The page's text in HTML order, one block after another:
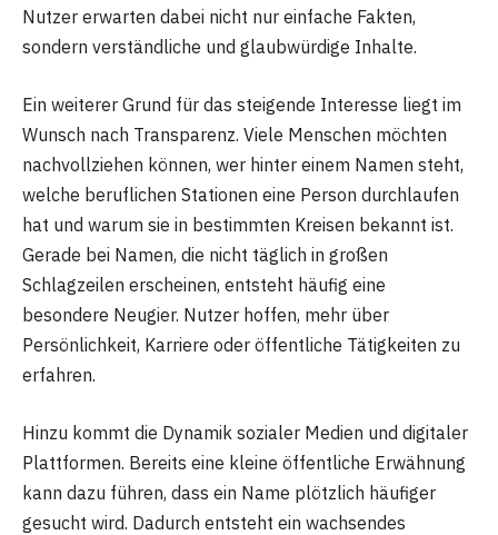
Nutzer erwarten dabei nicht nur einfache Fakten,
sondern verständliche und glaubwürdige Inhalte.
Ein weiterer Grund für das steigende Interesse liegt im
Wunsch nach Transparenz. Viele Menschen möchten
nachvollziehen können, wer hinter einem Namen steht,
welche beruflichen Stationen eine Person durchlaufen
hat und warum sie in bestimmten Kreisen bekannt ist.
Gerade bei Namen, die nicht täglich in großen
Schlagzeilen erscheinen, entsteht häufig eine
besondere Neugier. Nutzer hoffen, mehr über
Persönlichkeit, Karriere oder öffentliche Tätigkeiten zu
erfahren.
Hinzu kommt die Dynamik sozialer Medien und digitaler
Plattformen. Bereits eine kleine öffentliche Erwähnung
kann dazu führen, dass ein Name plötzlich häufiger
gesucht wird. Dadurch entsteht ein wachsendes